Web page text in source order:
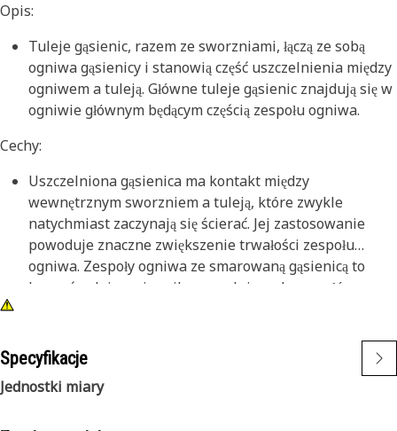
Opis:
Tuleje gąsienic, razem ze sworzniami, łączą ze sobą
ogniwa gąsienicy i stanowią część uszczelnienia między
ogniwem a tuleją. Główne tuleje gąsienic znajdują się w
ogniwie głównym będącym częścią zespołu ogniwa.
Cechy:
Uszczelniona gąsienica ma kontakt między
wewnętrznym sworzniem a tuleją, które zwykle
natychmiast zaczynają się ścierać. Jej zastosowanie
powoduje znaczne zwiększenie trwałości zespołu
ogniwa. Zespoły ogniwa ze smarowaną gąsienicą to
bezpośredni zamiennik uszczelnionych zespołów
Specyfikacje
Jednostki miary